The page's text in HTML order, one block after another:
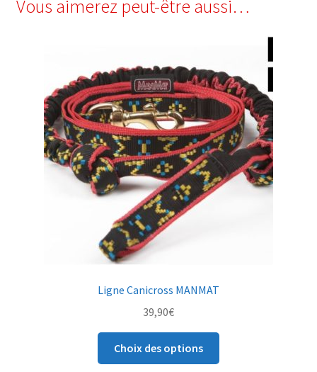
Vous aimerez peut-être aussi…
Ligne Canicross MANMAT
39,90€
Choix des options
Ce